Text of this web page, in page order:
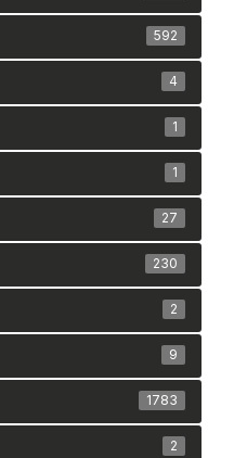
592
4
1
1
27
230
2
9
1783
2